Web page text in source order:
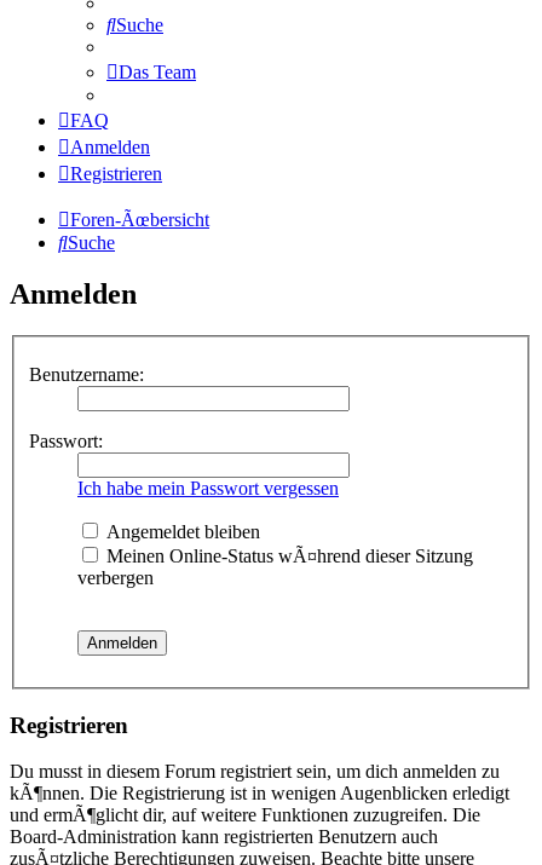
Suche
Das Team
FAQ
Anmelden
Registrieren
Foren-Ãœbersicht
Suche
Anmelden
Benutzername:
Passwort:
Ich habe mein Passwort vergessen
Angemeldet bleiben
Meinen Online-Status wÃ¤hrend dieser Sitzung
verbergen
Registrieren
Du musst in diesem Forum registriert sein, um dich anmelden zu
kÃ¶nnen. Die Registrierung ist in wenigen Augenblicken erledigt
und ermÃ¶glicht dir, auf weitere Funktionen zuzugreifen. Die
Board-Administration kann registrierten Benutzern auch
zusÃ¤tzliche Berechtigungen zuweisen. Beachte bitte unsere